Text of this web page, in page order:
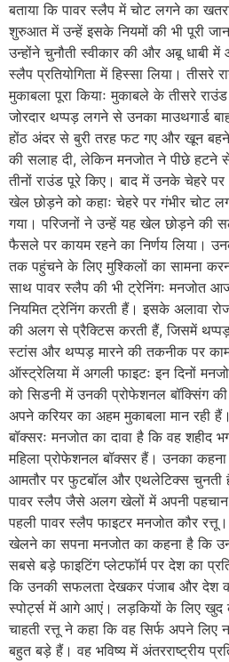
बताया कि पावर स्लैप में चोट लगने का
शुरुआत में उन्हें इसके नियमों की भी पूरी
उन्होंने चुनौती स्वीकार की और अबू धाबी में
स्लैप प्रतियोगिता में हिस्सा लिया। तीसरे
मुकाबला पूरा कियाः मुकाबले के तीसरे राउंड
जोरदार थप्पड़ लगने से उनका माउथगार्ड
होंठ अंदर से बुरी तरह फट गए और खून
की सलाह दी, लेकिन मनजोत ने पीछे हटने
तीनों राउंड पूरे किए। बाद में उनके चेहरे
खेल छोड़ने को कहाः चेहरे पर गंभीर चोट
गया। परिजनों ने उन्हें यह खेल छोड़ने की
फैसले पर कायम रहने का निर्णय लिया।
तक पहुंचने के लिए मुश्किलों का सामना
साथ पावर स्लैप की भी ट्रेनिंगः मनजोत
नियमित ट्रेनिंग करती हैं। इसके अलावा
की अलग से प्रैक्टिस करती हैं, जिसमें
स्टांस और थप्पड़ मारने की तकनीक पर
ऑस्ट्रेलिया में अगली फाइटः इन दिनों
को सिडनी में उनकी प्रोफेशनल बॉक्सिंग
अपने करियर का अहम मुकाबला मान रही
बॉक्सरः मनजोत का दावा है कि वह शहीद
महिला प्रोफेशनल बॉक्सर हैं। उनका
आमतौर पर फुटबॉल और एथलेटिक्स चुनती
पावर स्लैप जैसे अलग खेलों में अपनी
पहली पावर स्लैप फाइटर मनजोत कौर
खेलने का सपना मनजोत का कहना है कि
सबसे बड़े फाइटिंग प्लेटफॉर्म पर देश का
कि उनकी सफलता देखकर पंजाब और देश
स्पोर्ट्स में आगे आएं। लड़कियों के लिए खुद
चाहती रत्तू ने कहा कि वह सिर्फ अपने
बहुत बड़े हैं। वह भविष्य में अंतरराष्ट्रीय